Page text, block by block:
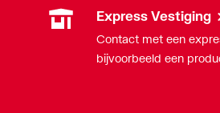
Express Vestiging
Contact met een
bijvoorbeeld een